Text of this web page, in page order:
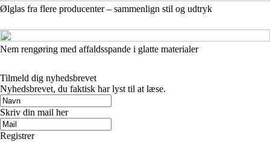
Ølglas fra flere producenter – sammenlign stil og udtryk
Nem rengøring med affaldsspande i glatte materialer
Tilmeld dig nyhedsbrevet
Nyhedsbrevet, du faktisk har lyst til at læse.
Skriv din mail her
Registrer